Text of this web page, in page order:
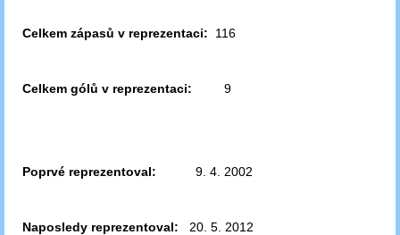
Celkem zápasů v reprezentaci: 116
Celkem gólů v reprezentaci: 9
Poprvé reprezentoval: 9. 4. 2002
Naposledy reprezentoval: 20. 5. 2012